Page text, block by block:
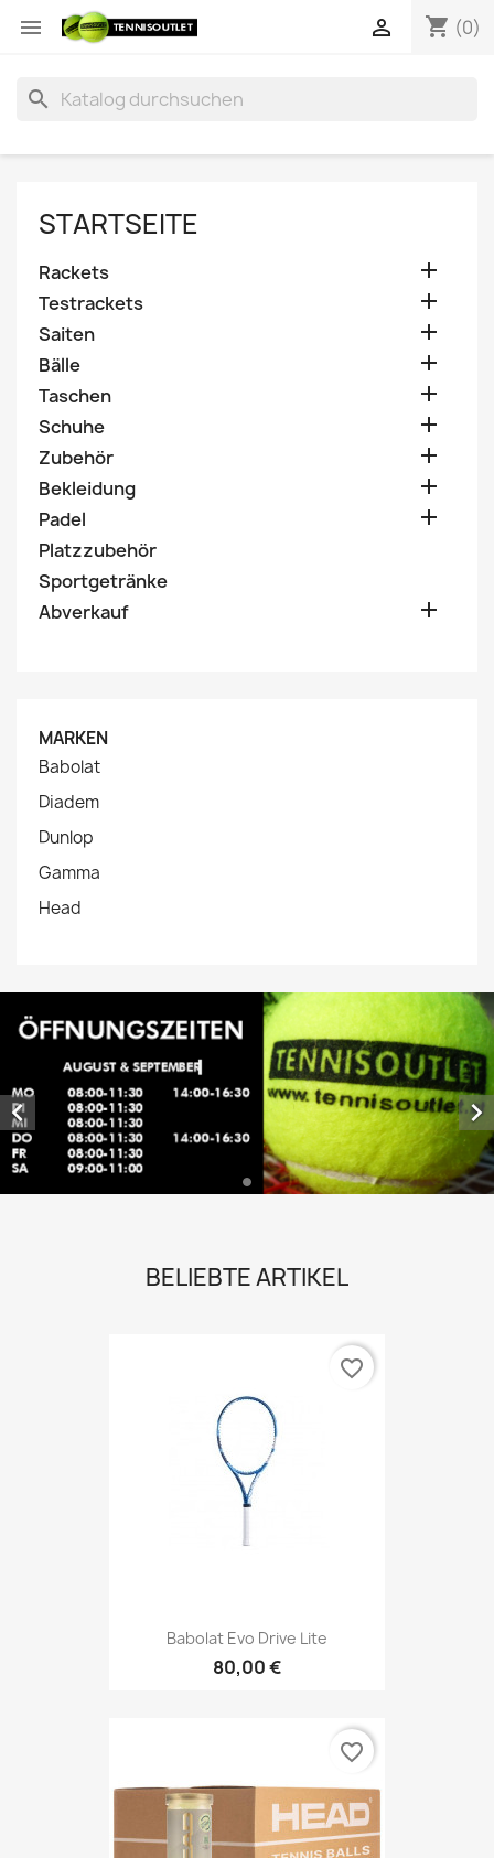
 shopping_cart (0)

search
STARTSEITE
Rackets 
Testrackets 
Saiten 
Bälle 
Taschen 
Schuhe 
Zubehör 
Bekleidung 
Padel 
Platzzubehör
Sportgetränke
Abverkauf

MARKEN
Babolat
Diadem
Dunlop
Gamma
Head
 
BELIEBTE ARTIKEL
Babolat Evo Drive Lite
80,00 €
favorite_border
favorite_border